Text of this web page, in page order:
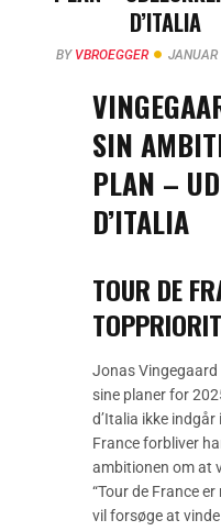
D’ITALIA
BY VBROEGGER
SIN
PLAN –
D’ITALIA
TOUR DE
Jonas
sine planer for
d’Italia ikke
France forbliver
ambitionen om at
“Tour de France
vil forsøge at